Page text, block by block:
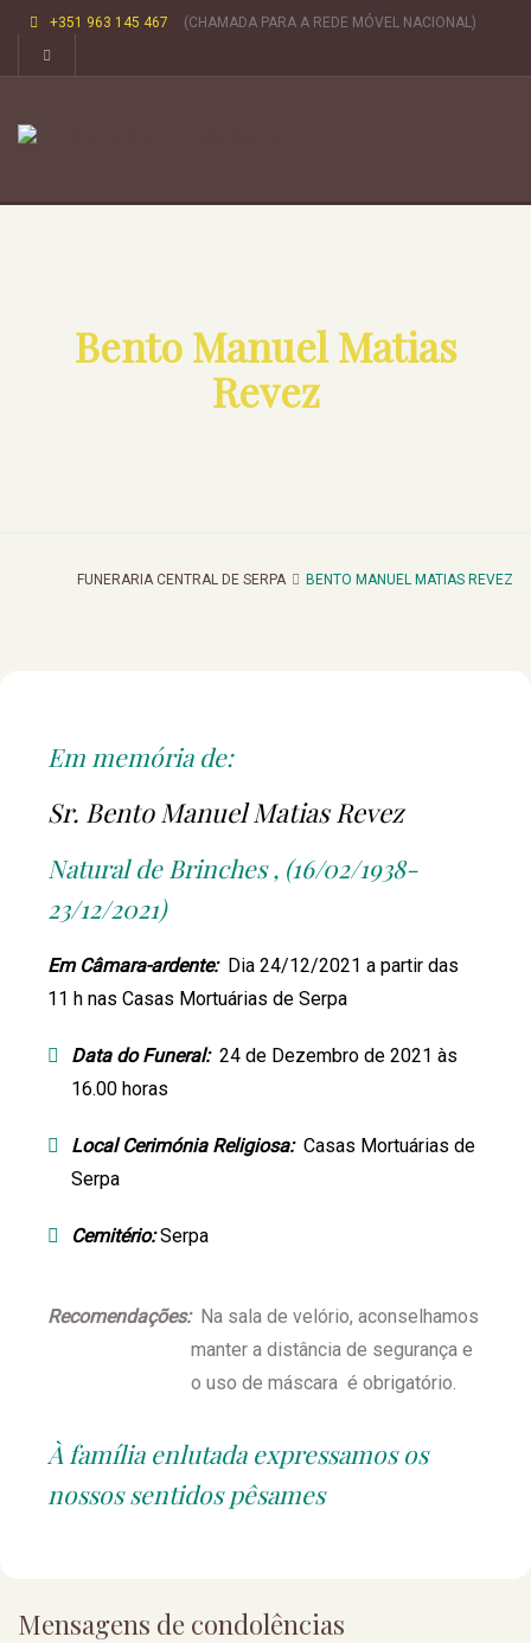
+351 963 145 467 (CHAMADA PARA A REDE MÓVEL NACIONAL)
Bento Manuel Matias
Revez
FUNERARIA CENTRAL DE SERPA BENTO MANUEL MATIAS REVEZ
Em memória de:
Sr. Bento Manuel Matias Revez
Natural de Brinches , (16/02/1938-
23/12/2021)
Em Câmara-ardente: Dia 24/12/2021 a partir das
11 h nas Casas Mortuárias de Serpa
Data do Funeral: 24 de Dezembro de 2021 às
16.00 horas
Local Cerimónia Religiosa: Casas Mortuárias de
Serpa
Cemitério:Serpa
Recomendações:Na sala de velório, aconselhamos
manter a distância de segurança e
o uso de máscara é obrigatório.
À família enlutada expressamos os
nossos sentidos pêsames
Mensagens de condolências